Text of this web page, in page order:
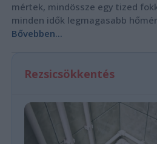
mértek, mindössze egy tized
minden idők legmagasabb
Bővebben...
Rezsicsökkentés